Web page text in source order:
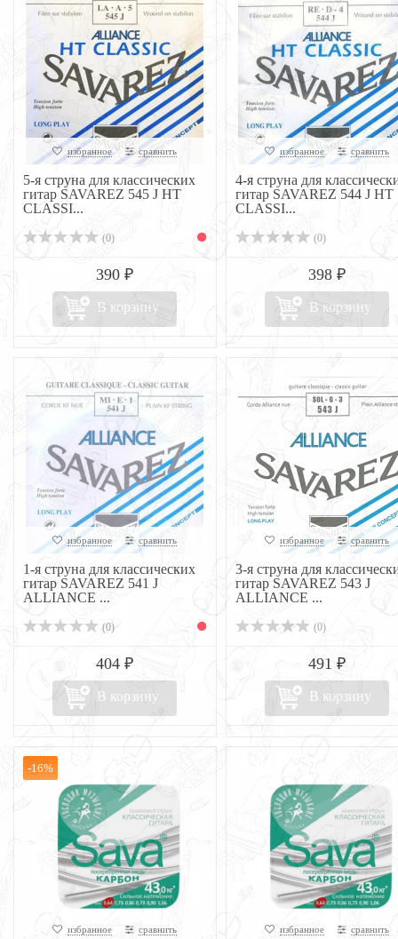
избранное сравнить
5-я струна для классических
гитар SAVAREZ 545 J HT
CLASSI...
(0)
390 ₽
В корзину
избранное сравнить
4-я струна для
гитар SAVAREZ 544 J HT
CLASSI...
(0)
398 ₽
В корзину
избранное сравнить
1-я струна для классических
гитар SAVAREZ 541 J
ALLIANCE ...
(0)
404 ₽
В корзину
избранное сравнить
3-я струна для
гитар SAVAREZ 543 J
ALLIANCE ...
(0)
491 ₽
В корзину
-16%
избранное сравнить избранное сравнить